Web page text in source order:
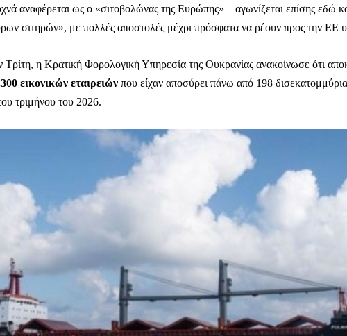
Καθημερινή Μαχητική
Εφημερίδα
αναφέρεται ως ο «σιτοβολώνας της Ευρώπης» – αγωνίζεται επίσης εδώ
σιτηρών», με πολλές αποστολές μέχρι πρόσφατα να ρέουν προς την ΕΕ
Τρίτη, η Κρατική Φορολογική Υπηρεσία της Ουκρανίας ανακοίνωσε ότι
εικονικών εταιρειών που είχαν αποσύρει πάνω από 198
τριμήνου του 2026.